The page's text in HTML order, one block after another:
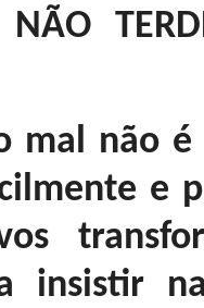
NÃO
mal não
e
insistir